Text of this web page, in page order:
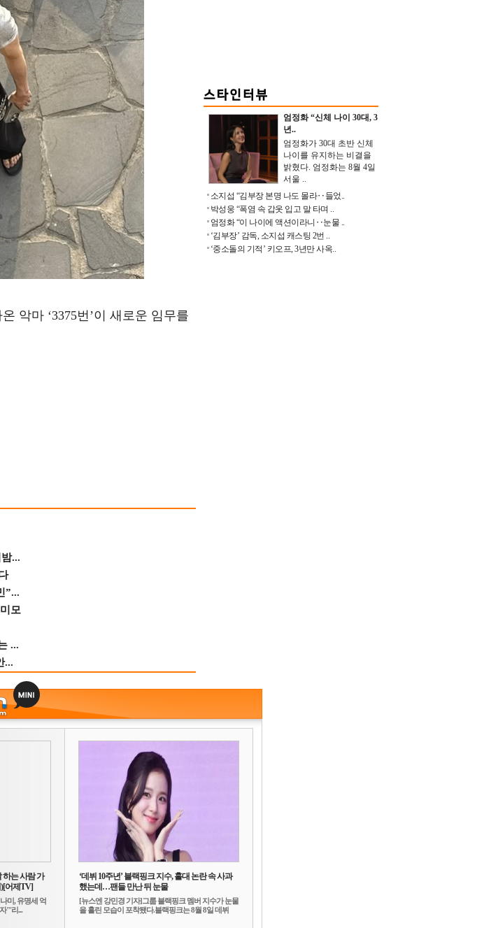
악마 ‘3375번’이 새로운 임무를
...
”...
모
...
...
엄정화 “신체 나이 30대, 3
년..
엄정화가 30대 초반 신체
나이를 유지하는 비결을
밝혔다. 엄정화는 8월 4일
서울 ..
소지섭 “김부장 본명 나도 몰라‥들었..
박성웅 “폭염 속 갑옷 입고 말 타며 ..
엄정화 “이 나이에 액션이라니‥눈물 ..
‘김부장’ 감독, 소지섭 캐스팅 2번 ..
‘중소돌의 기적’ 키오프, 3년만 사옥..
하는 사람 가
어제TV]
미, 유명세 억
"'리...
‘데뷔 10주년’ 블랙핑크 지수, 홀대 논란 속 사과
했는데…팬들 만난 뒤 눈물
[뉴스엔 강민경 기자]그룹 블랙핑크 멤버 지수가 눈물
을 흘린 모습이 포착됐다.블랙핑크는 8월 8일 데뷔